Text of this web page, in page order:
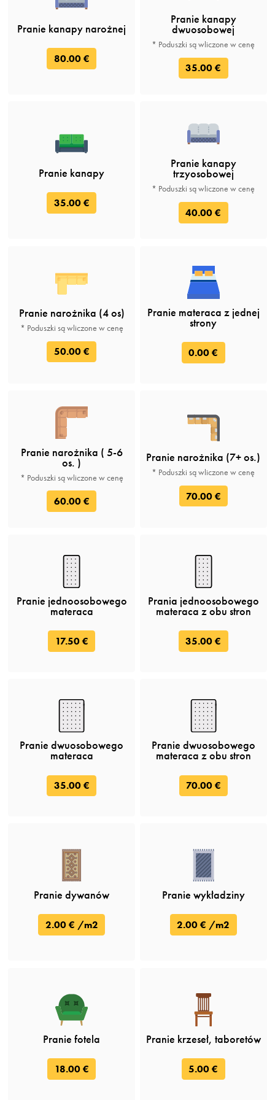
Pranie kanapy narożnej
80.00 €
Pranie kanapy
dwuosobowej
* Poduszki są wliczone w cenę
35.00 €
Pranie kanapy
35.00 €
Pranie kanapy
trzyosobowej
* Poduszki są wliczone w cenę
40.00 €
Pranie narożnika (4 os)
* Poduszki są wliczone w cenę
50.00 €
Pranie materaca z jednej
strony
0.00 €
Pranie narożnika ( 5-6
os. )
* Poduszki są wliczone w cenę
60.00 €
Pranie narożnika (7+ os.)
* Poduszki są wliczone w cenę
70.00 €
Pranie jednoosobowego
materaca
17.50 €
Prania jednoosobowego
materaca z obu stron
35.00 €
Pranie dwuosobowego
materaca
35.00 €
Pranie dwuosobowego
materaca z obu stron
70.00 €
Pranie dywanów
2.00 € /m2
Pranie wykładziny
2.00 € /m2
Pranie fotela
18.00 €
Pranie krzeseł, taboretów
5.00 €